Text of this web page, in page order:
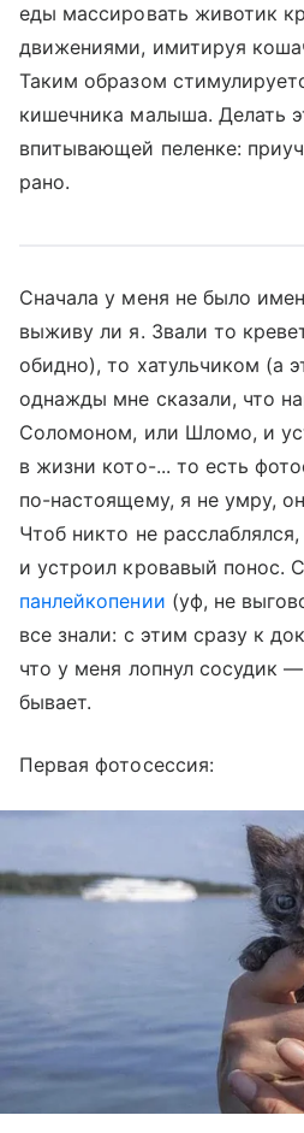
еды массировать животик
движениями, имитируя
Таким образом
кишечника малыша. Делать
впитывающей пеленке:
рано.
Сначала у меня не было
выживу ли я. Звали то
обидно), то хатульчиком (а
однажды мне сказали, что
Соломоном, или Шломо, и
в жизни кото-... то есть
по-настоящему, я не умру,
Чтоб никто не
и устроил кровавый понос.
панлейкопении (уф, не
все знали: с этим сразу к
что у меня лопнул сосудик
бывает.
Первая фотосессия: